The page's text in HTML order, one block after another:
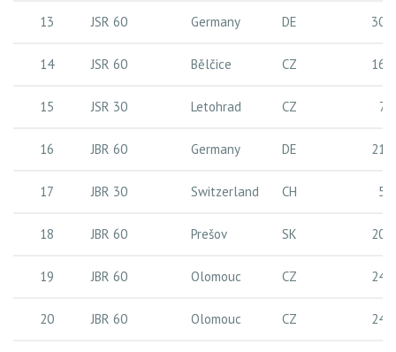
13 JSR 60 Germany DE 30
14 JSR 60 Bělčice CZ 16
15 JSR 30 Letohrad CZ 7
16 JBR 60 Germany DE 21
17 JBR 30 Switzerland CH 5
18 JBR 60 Prešov SK 20
19 JBR 60 Olomouc CZ 24
20 JBR 60 Olomouc CZ 24